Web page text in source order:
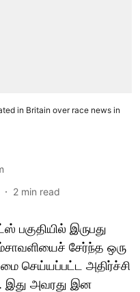
in Britain over race news in
2 min read
பகுதியில் இருபது
சேர்ந்த ஒரு
செய்யப்பட்ட அதிர்ச்சி
இது அவரது இன